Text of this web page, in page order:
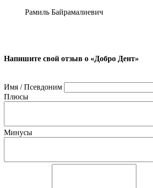
Рамиль Байрамалиевич
Напишите свой отзыв о «Добро Дент»
Имя / Псевдоним
Плюсы
Минусы